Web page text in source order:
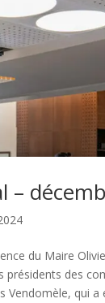
–
du Maire
présidents des
Vendomèle, qui